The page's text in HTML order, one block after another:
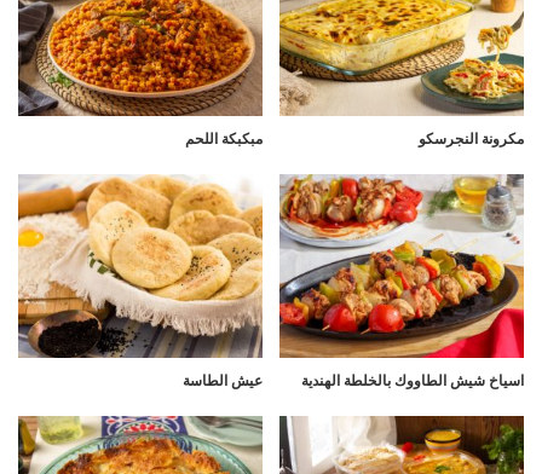
مكرونة النجرسكو مبكبكة اللحم
اسياخ شيش الطاووك بالخلطة الهندية عيش الطاسة